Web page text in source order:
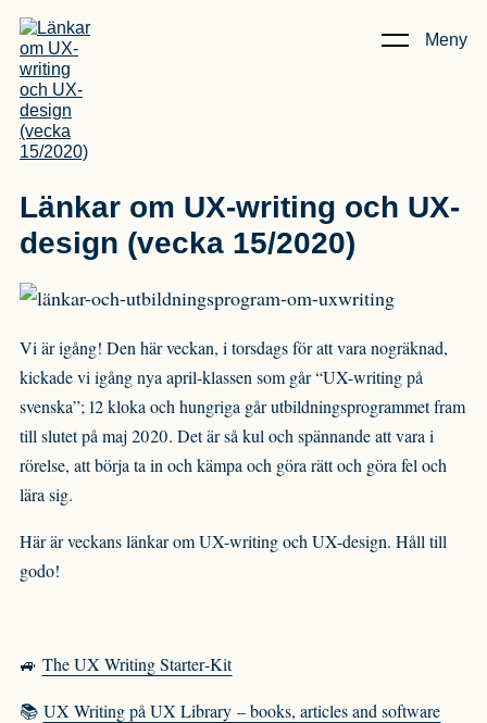
Meny
Kunskap & Artiklar
(vecka 15/2020)
Länkar om UX-writing och UX-
design (vecka 15/2020)
Vi är igång! Den här veckan, i torsdags för att vara nogräknad,
kickade vi igång nya april-klassen som går “UX-writing på
svenska”; 12 kloka och hungriga går utbildningsprogrammet fram
till slutet på maj 2020. Det är så kul och spännande att vara i
rörelse, att börja ta in och kämpa och göra rätt och göra fel och
lära sig.
Här är veckans länkar om UX-writing och UX-design. Håll till
godo!
🚙 The UX Writing Starter‑Kit
📚 UX Writing på UX Library – books, articles and software